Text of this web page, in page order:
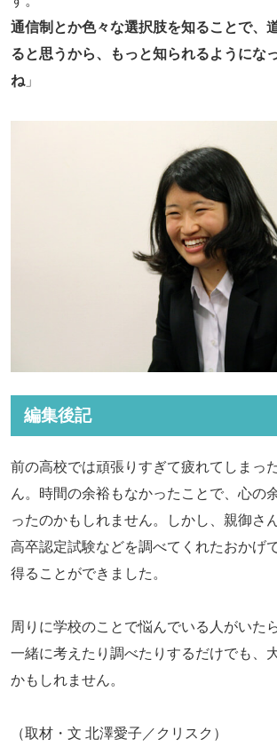
通信制とか色々な選択肢を知ることで、
ると思うから、もっと知られるようにな
ね 」
編集後記
前の高校では頑張りすぎて疲れてしまっ
ん。時間の余裕もなかったことで、心の
ったのかもしれません。しかし、親御さ
高卒認定試験などを調べてくれたおかげ
得ることができました。
周りに学校のことで悩んでいる人がいた
一緒に考えたり調べたりするだけでも、
かもしれません。
（取材・文 北澤愛子／クリスク）